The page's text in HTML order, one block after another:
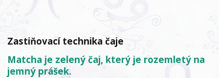
Zastiňovací technika čaje
Matcha je zelený čaj, který je rozemletý na
jemný prášek.